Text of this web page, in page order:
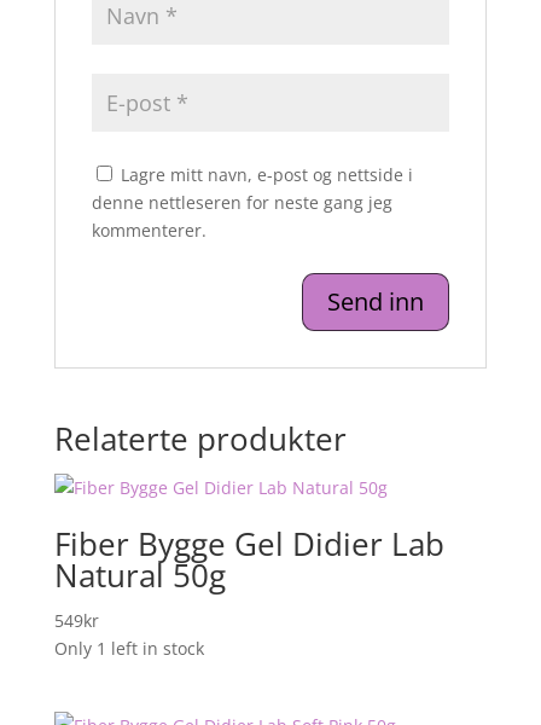
Lagre mitt navn, e-post og nettside i
denne nettleseren for neste gang jeg
kommenterer.
Relaterte produkter
Fiber Bygge Gel Didier Lab
Natural 50g
549kr
Only 1 left in stock